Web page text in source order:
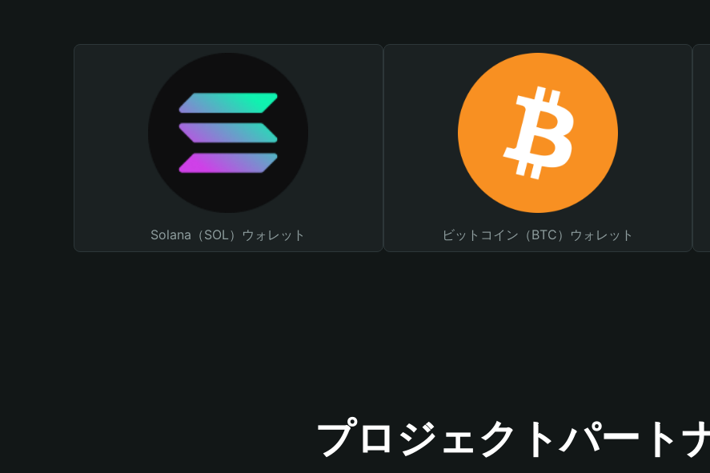
Solana（SOL）ウォレット ビットコイン（BTC）ウォレット
プロジェクトパート